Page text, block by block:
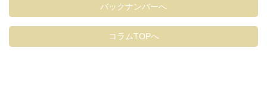
バックナンバーへ
コラムTOPへ